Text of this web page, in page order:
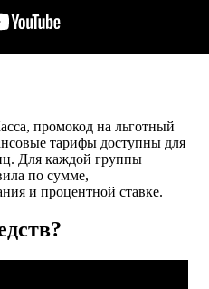
промокод на льготный
тарифы доступны для
Для каждой группы
по сумме,
и процентной ставке.